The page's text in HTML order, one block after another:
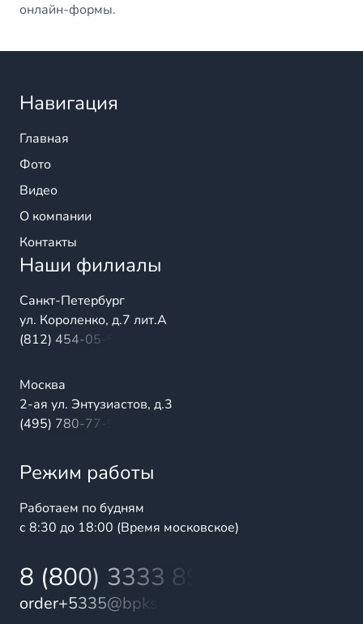
онлайн-формы.
Навигация
Главная
Фото
Видео
О компании
Контакты
Наши филиалы
Санкт-Петербург
ул. Короленко, д.7 лит.А
(812) 454-05-54
Москва
2-ая ул. Энтузиастов, д.3
(495) 780-77-98
Режим работы
Работаем по будням
с 8:30 до 18:00 (Время московское)
8 (800) 3333 899
order+5335@bpks.ru